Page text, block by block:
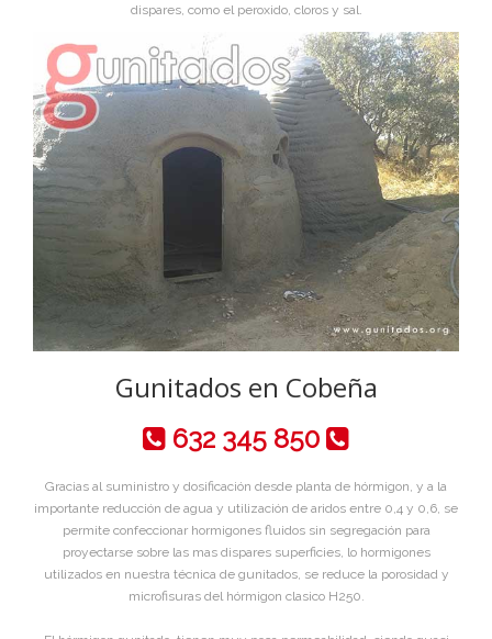
dispares, como el peroxido, cloros y sal.
Gunitados en Cobeña
632 345 850
Gracias al suministro y dosificación desde planta de hórmigon, y a la
importante reducción de agua y utilización de aridos entre 0,4 y 0,6, se
permite confeccionar hormigones fluidos sin segregación para
proyectarse sobre las mas dispares superficies, lo hormigones
utilizados en nuestra técnica de gunitados, se reduce la porosidad y
microfisuras del hórmigon clasico H250.